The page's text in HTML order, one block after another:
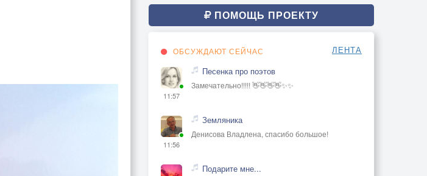
ПОМОЩЬ ПРОЕКТУ
ОБСУЖДАЮТ СЕЙЧАС ЛЕНТА
11:57
Песенка про поэтов
Замечательно!!!!! 👋👋👋👋✨✨
11:56
Земляника
Денисова Владлена, спасибо большое!
Подарите мне...